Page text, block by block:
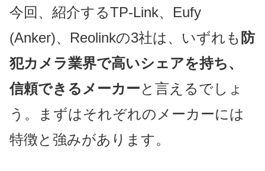
今回、紹介するTP-Link、Eufy
(Anker)、Reolinkの3社は、いずれも 防
犯カメラ業界で高いシェアを持ち、
信頼できるメーカーと言えるでしょ
う。まずはそれぞれのメーカーには
特徴と強みがあります。